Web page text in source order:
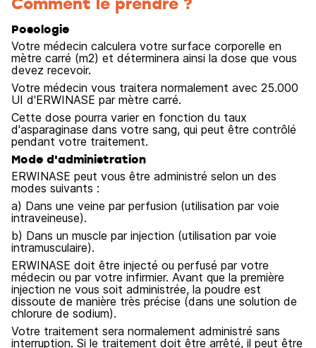
Posologie
Votre médecin calculera votre surface corporelle en
mètre carré (m2) et déterminera ainsi la dose que vous
devez recevoir.
Votre médecin vous traitera normalement avec 25.000
UI d'ERWINASE par mètre carré.
Cette dose pourra varier en fonction du taux
d'asparaginase dans votre sang, qui peut être contrôlé
pendant votre traitement.
Mode d'administration
ERWINASE peut vous être administré selon un des
modes suivants :
a) Dans une veine par perfusion (utilisation par voie
intraveineuse).
b) Dans un muscle par injection (utilisation par voie
intramusculaire).
ERWINASE doit être injecté ou perfusé par votre
médecin ou par votre infirmier. Avant que la première
injection ne vous soit administrée, la poudre est
dissoute de manière très précise (dans une solution de
chlorure de sodium).
Votre traitement sera normalement administré sans
interruption. Si le traitement doit être arrêté, il peut être